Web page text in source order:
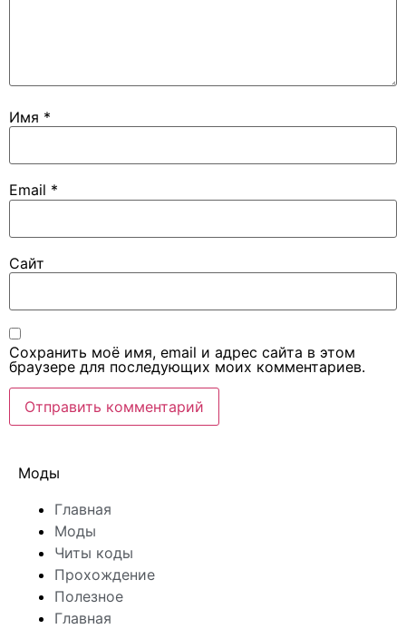
Имя *
Email *
Сайт
Сохранить моё имя, email и адрес сайта в этом
браузере для последующих моих комментариев.
Моды
Главная
Моды
Читы коды
Прохождение
Полезное
Главная